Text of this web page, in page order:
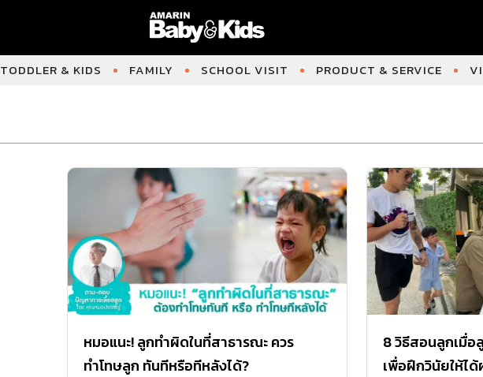
TODDLER & KIDS FAMILY SCHOOL VISIT PRODUCT & SERVICE
หมอแนะ! ลูกทำผิดในที่สาธารณะ ควร
ทำโทษลูก ทันทีหรือทีหลังได้?
8 วิธีสอนลูกเมื่
เพื่อฝึกวินัยให้ไ